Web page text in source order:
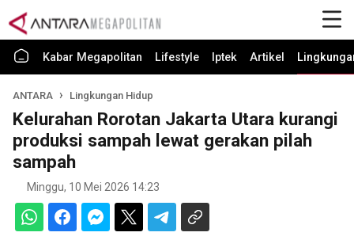
Kabar Megapolitan Lifestyle Iptek Artikel
ANTARA Lingkungan Hidup
Kelurahan Rorotan Jakarta Utara kurangi
produksi sampah lewat gerakan pilah
sampah
Minggu, 10 Mei 2026 14:23